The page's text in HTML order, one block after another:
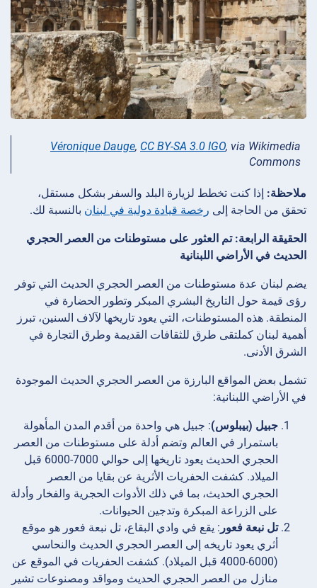
Véronique Dauge, CC BY-SA 3.0 IGO, via Wikimedia
Commons
ملاحظة: إذا كنت تخطط لزيارة البلد والسفر بشكل مستقل،
تحقق من الحاجة إلى رخصة قيادة دولية في لبنان بالنسبة لك.
الحقيقة الرابعة: تم العثور على مستوطنات من العصر الحجري
الحديث في الأراضي اللبنانية
يضم لبنان عدة مستوطنات من العصر الحجري الحديث التي توفر
رؤى قيمة حول التاريخ البشري المبكر وتطور الحضارة في
المنطقة. هذه المستوطنات، التي يعود تاريخها لآلاف السنين، تبرز
أهمية لبنان كملتقى طرق للثقافات القديمة وطرق التجارة في
الشرق الأدنى.
تشمل بعض المواقع البارزة من العصر الحجري الحديث الموجودة
في الأراضي اللبنانية:
جبيل (بيبلوس): جبيل هي واحدة من أقدم المدن المأهولة
باستمرار في العالم وتضم أدلة على مستوطنات من العصر
الحجري الحديث يعود تاريخها إلى حوالي 7000-6000 قبل
الميلاد. كشفت الحفريات الأثرية عن بقايا من العصر
الحجري الحديث، بما في ذلك الأدوات الحجرية والفخار وأدلة
على الزراعة المبكرة وتدجين الحيوانات.
تل نبعة فعور : يقع في وادي البقاع، تل نبعة فعور هو موقع
أثري يعود تاريخه إلى العصر الحجري الحديث والنحاسي
(6000-4000 قبل الميلاد). كشفت الحفريات في الموقع عن
منازل من العصر الحجري الحديث ومواقد ومصنوعات تشير